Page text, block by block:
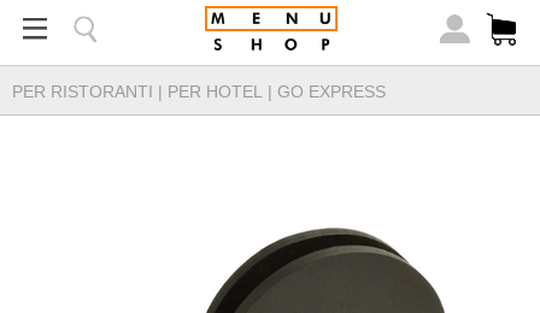
PER RISTORANTI | PER HOTEL | GO EXPRESS